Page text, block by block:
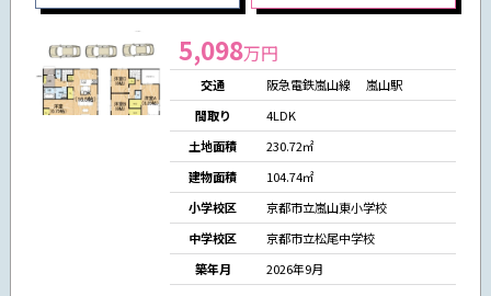
5,098万円
交通
阪急電鉄嵐山線 嵐山駅
間取り
4LDK
土地面積
230.72㎡
建物面積
104.74㎡
小学校区
京都市立嵐山東小学校
中学校区
京都市立松尾中学校
築年月
2026年9月